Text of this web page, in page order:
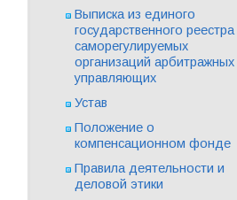
Выписка из единого
государственного реестра
саморегулируемых
организаций арбитражных
управляющих
Устав
Положение о
компенсационном фонде
Правила деятельности и
деловой этики